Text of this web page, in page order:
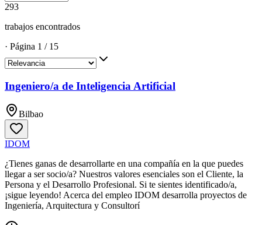
293
trabajos encontrados
· Página 1 / 15
Ingeniero/a de Inteligencia Artificial
Bilbao
IDOM
¿Tienes ganas de desarrollarte en una compañía en la que puedes
llegar a ser socio/a? Nuestros valores esenciales son el Cliente, la
Persona y el Desarrollo Profesional. Si te sientes identificado/a,
¡sigue leyendo! Acerca del empleo IDOM desarrolla proyectos de
Ingeniería, Arquitectura y Consultorí